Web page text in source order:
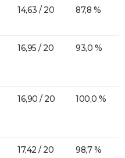
14,63 / 20 87,8 %
16,95 / 20 93,0 %
16,90 / 20 100,0 %
17,42 / 20 98,7 %